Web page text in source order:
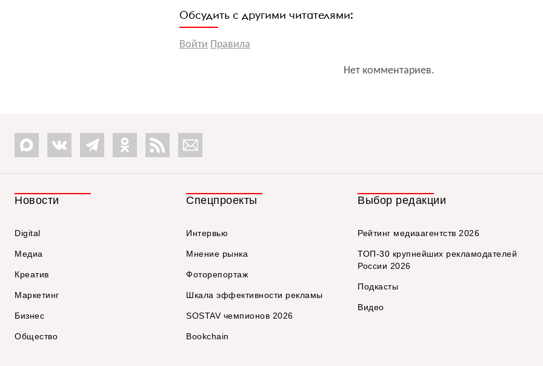
Обсудить с другими читателями:
Войти Правила
Нет комментариев.
Новости
Digital
Медиа
Креатив
Маркетинг
Бизнес
Общество
Спецпроекты
Интервью
Мнение рынка
Фоторепортаж
Шкала эффективности рекламы
SOSTAV чемпионов 2026
Bookchain
Выбор редакции
Рейтинг медиаагентств 2026
ТОП-30 крупнейших рекламодателей
России 2026
Подкасты
Видео